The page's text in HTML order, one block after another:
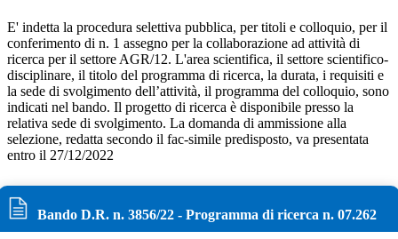
E' indetta la procedura selettiva pubblica, per titoli e colloquio, per il
conferimento di n. 1 assegno per la collaborazione ad attività di
ricerca per il settore AGR/12. L'area scientifica, il settore scientifico-
disciplinare, il titolo del programma di ricerca, la durata, i requisiti e
la sede di svolgimento dell’attività, il programma del colloquio, sono
indicati nel bando. Il progetto di ricerca è disponibile presso la
relativa sede di svolgimento. La domanda di ammissione alla
selezione, redatta secondo il fac-simile predisposto, va presentata
entro il 27/12/2022
Bando D.R. n. 3856/22 - Programma di ricerca n. 07.262